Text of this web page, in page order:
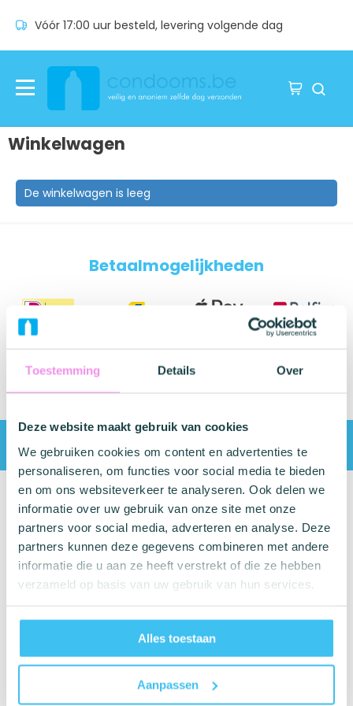
Toestemming Details Over
Deze website maakt gebruik van cookies
We gebruiken cookies om content en advertenties te
personaliseren, om functies voor social media te bieden
en om ons websiteverkeer te analyseren. Ook delen we
informatie over uw gebruik van onze site met onze
partners voor social media, adverteren en analyse. Deze
partners kunnen deze gegevens combineren met andere
informatie die u aan ze heeft verstrekt of die ze hebben
verzameld op basis van uw gebruik van hun services.
Alles toestaan
Aanpassen
Vóór 17:00 uur besteld, levering volgende dag
Winkelwagen
De winkelwagen is leeg
Betaalmogelijkheden
Vóór 17:00 uur besteld, levering volgende dag
Post - vestigingsadres
Categorie
Condooms
Glijmiddel en Massage
Seksspeeltjes
Drogist
Klantenservice
Recensies
Wil je ons volgen?
Betaalmogelijkheden